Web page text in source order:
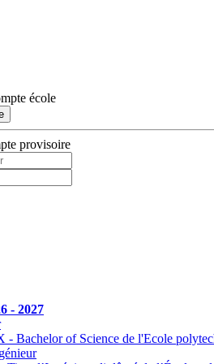
école
provisoire
- 2027
- Bachelor of Science de l'Ecole